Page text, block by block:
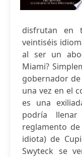
disfrutan en
veintiséis
al ser un
Miami?
gobernador
una vez en el
es una
podría
reglamento
idiota) de
Swyteck se